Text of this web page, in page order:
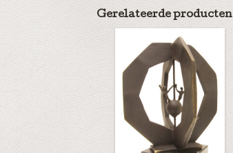
Gerelateerde producten